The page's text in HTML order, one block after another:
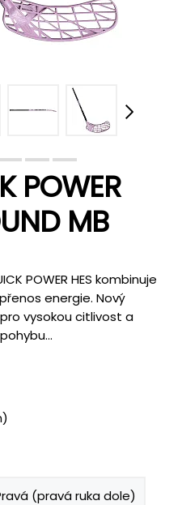
POWER
MB
POWER HES kombinuje
energie. Nový
vysokou citlivost a
(pravá ruka dole)